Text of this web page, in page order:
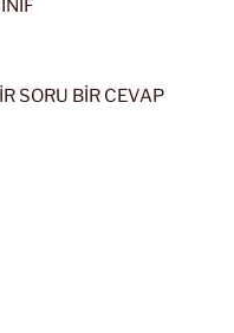
SORU BİR CEVAP